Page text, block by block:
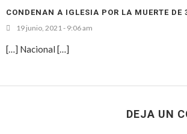
CONDENAN A IGLESIA POR LA MUERTE
19 junio, 2021 - 9:06 am
[…] Nacional […]
DEJA UN